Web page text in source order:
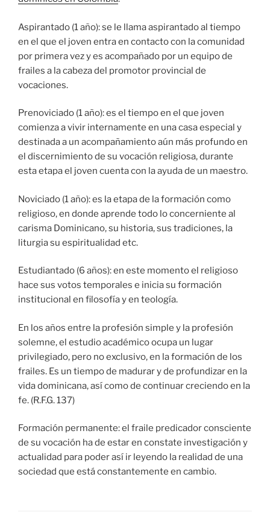
Aspirantado (1 año): se le llama aspirantado al tiempo
en el que el joven entra en contacto con la comunidad
por primera vez y es acompañado por un equipo de
frailes a la cabeza del promotor provincial de
vocaciones.
Prenoviciado (1 año): es el tiempo en el que joven
comienza a vivir internamente en una casa especial y
destinada a un acompañamiento aún más profundo en
el discernimiento de su vocación religiosa, durante
esta etapa el joven cuenta con la ayuda de un maestro.
Noviciado (1 año): es la etapa de la formación como
religioso, en donde aprende todo lo concerniente al
carisma Dominicano, su historia, sus tradiciones, la
liturgia su espiritualidad etc.
Estudiantado (6 años): en este momento el religioso
hace sus votos temporales e inicia su formación
institucional en filosofía y en teología.
En los años entre la profesión simple y la profesión
solemne, el estudio académico ocupa un lugar
privilegiado, pero no exclusivo, en la formación de los
frailes. Es un tiempo de madurar y de profundizar en la
vida dominicana, así como de continuar creciendo en la
fe. (R.F.G. 137)
Formación permanente: el fraile predicador consciente
de su vocación ha de estar en constate investigación y
actualidad para poder así ir leyendo la realidad de una
sociedad que está constantemente en cambio.